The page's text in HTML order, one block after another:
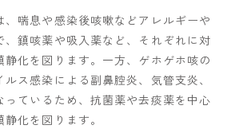
、喘息や感染後咳嗽などアレルギーや
、鎮咳薬や吸入薬など、それぞれに対
静化を図ります。一方、ゲホゲホ咳の
ス感染による副鼻腔炎、気管支炎、
っているため、抗菌薬や去痰薬を中心
化を図ります。